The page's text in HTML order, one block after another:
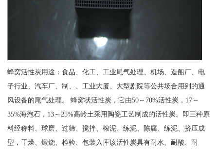
蜂窝活性炭用途：食品、化工、工业尾气处理、机场、造船厂、电
子行业、汽车厂、制、、工业大厦、大型剧院等公共场合用到的通
风设备的尾气处理。 蜂窝状活性炭，它由50～70%活性炭，17～
35%海泡石，13～25%高岭土采用陶瓷工艺制成的活性炭。即三种原
料经称料、球磨、过筛、搅拌、榨泥、练泥、陈腐、练泥、挤压成
型，干燥、煅烧、检验、包装入库该活性炭具有耐水、耐酸、耐